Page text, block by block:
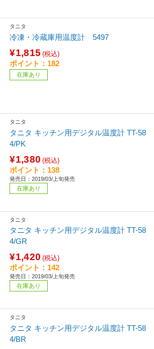
タニタ
冷凍・冷蔵庫用温度計 5497
¥1,815 (税込)
ポイント：182
在庫あり
タニタ
タニタ キッチン用デジタル温度計 TT-58
4/PK
¥1,380 (税込)
ポイント：138
発売日：2019/03/上旬発売
在庫あり
タニタ
タニタ キッチン用デジタル温度計 TT-58
4/GR
¥1,420 (税込)
ポイント：142
発売日：2019/03/上旬発売
在庫あり
タニタ
タニタ キッチン用デジタル温度計 TT-58
4/BR